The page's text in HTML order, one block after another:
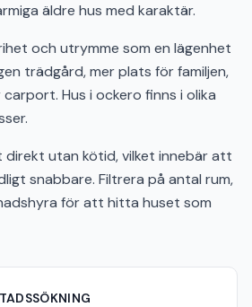
äldre hus med karaktär.
och utrymme som en lägenhet
trädgård, mer plats för familjen,
Hus i ockero finns i olika
direkt utan kötid, vilket innebär att
snabbare. Filtrera på antal rum,
för att hitta huset som